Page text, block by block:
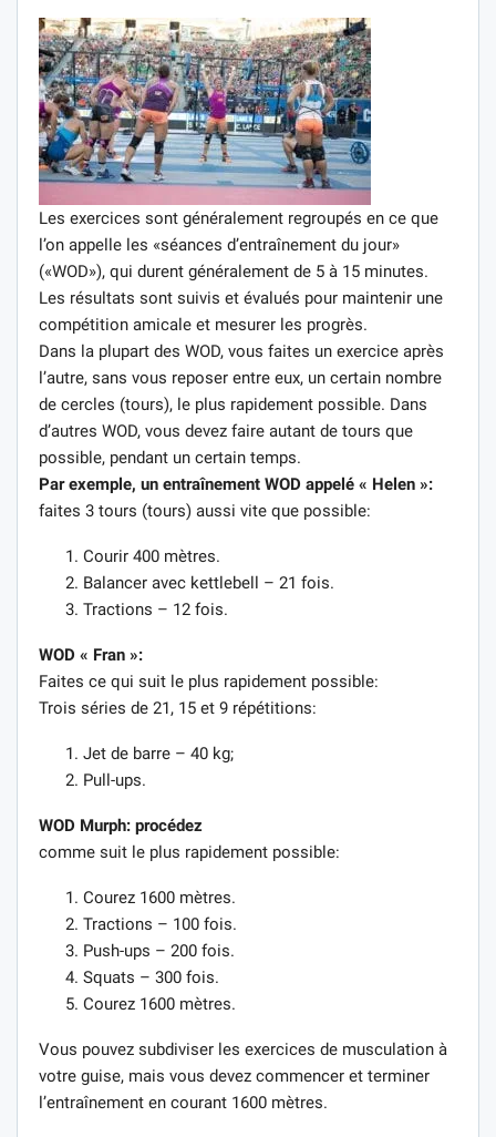
Les exercices sont généralement regroupés en ce que
l’on appelle les «séances d’entraînement du jour»
(«WOD»), qui durent généralement de 5 à 15 minutes.
Les résultats sont suivis et évalués pour maintenir une
compétition amicale et mesurer les progrès.
Dans la plupart des WOD, vous faites un exercice après
l’autre, sans vous reposer entre eux, un certain nombre
de cercles (tours), le plus rapidement possible. Dans
d’autres WOD, vous devez faire autant de tours que
possible, pendant un certain temps.
Par exemple, un entraînement WOD appelé « Helen »:
faites 3 tours (tours) aussi vite que possible:
Courir 400 mètres.
Balancer avec kettlebell – 21 fois.
Tractions – 12 fois.
WOD « Fran »:
Faites ce qui suit le plus rapidement possible:
Trois séries de 21, 15 et 9 répétitions:
Jet de barre – 40 kg;
Pull-ups.
WOD Murph: procédez
comme suit le plus rapidement possible:
Courez 1600 mètres.
Tractions – 100 fois.
Push-ups – 200 fois.
Squats – 300 fois.
Courez 1600 mètres.
Vous pouvez subdiviser les exercices de musculation à
votre guise, mais vous devez commencer et terminer
l’entraînement en courant 1600 mètres.